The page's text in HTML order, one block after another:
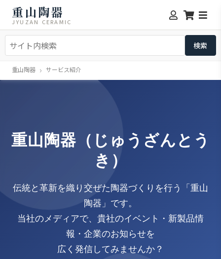
重山陶器
JYUZAN CERAMIC
重山陶器 サービス紹介
重山陶器（じゅうざんとう
き）
伝統と革新を織り交ぜた陶器づくりを行う「重山
陶器」です。
当社のメディアで、貴社のイベント・新製品情
報・企業のお知らせを
広く発信してみませんか？